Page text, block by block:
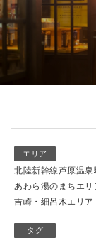
エリア
北陸新幹線芦原温泉
あわら湯のまちエリ
吉崎・細呂木エリア
タグ